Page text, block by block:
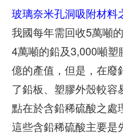
玻璃奈米孔洞吸附材料
我國每年需回收5萬噸
4萬噸的鉛及3,000噸
億的產值，但是，在廢
了鉛板、塑膠外殼較
點在於含鉛稀硫酸之處
這些含鉛稀硫酸主要是